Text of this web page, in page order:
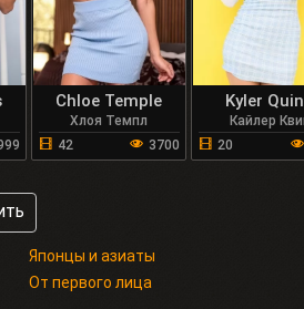
Chloe Temple
Хлоя Темпл
42
3700
Kyler
Кайлер
20
Японцы и азиаты
От первого лица